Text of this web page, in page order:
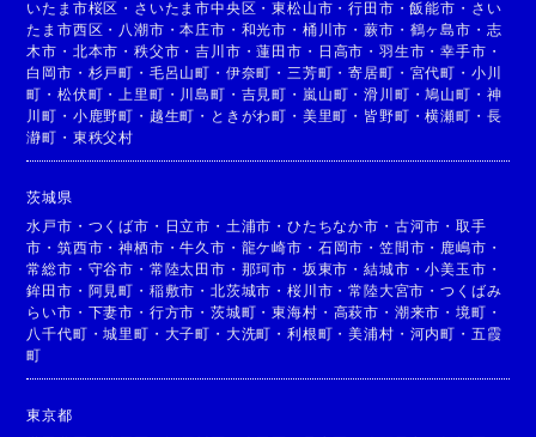
いたま市桜区 ・ さいたま市中央区 ・東松山市 ・行田市 ・飯能市 ・ さい
たま市西区 ・ 八潮市 ・本庄市 ・ 和光市 ・ 桶川市 ・蕨市 ・ 鶴ヶ島市 ・ 志
木市 ・ 北本市 ・秩父市 ・吉川市 ・蓮田市 ・ 日高市 ・ 羽生市 ・幸手市 ・
白岡市 ・ 杉戸町 ・ 毛呂山町 ・ 伊奈町 ・ 三芳町 ・寄居町 ・ 宮代町 ・ 小川
町 ・松伏町 ・ 上里町 ・ 川島町 ・ 吉見町 ・ 嵐山町 ・滑川町 ・鳩山町 ・ 神
川町 ・ 小鹿野町 ・ 越生町 ・ ときがわ町 ・ 美里町 ・ 皆野町 ・横瀬町 ・ 長
瀞町 ・ 東秩父村
茨城県
水戸市 ・ つくば市 ・ 日立市 ・ 土浦市 ・ひたちなか市 ・ 古河市 ・ 取手
市 ・筑西市 ・神栖市 ・牛久市 ・ 龍ケ崎市 ・ 石岡市 ・ 笠間市 ・ 鹿嶋市 ・
常総市 ・ 守谷市 ・ 常陸太田市 ・ 那珂市 ・ 坂東市 ・結城市 ・小美玉市 ・
鉾田市 ・ 阿見町 ・ 稲敷市 ・北茨城市 ・桜川市 ・常陸大宮市 ・つくばみ
らい市 ・ 下妻市 ・ 行方市 ・茨城町 ・東海村 ・ 高萩市 ・ 潮来市 ・ 境町 ・
八千代町 ・城里町 ・ 大子町 ・ 大洗町 ・利根町 ・美浦村 ・ 河内町 ・ 五霞
町
東京都